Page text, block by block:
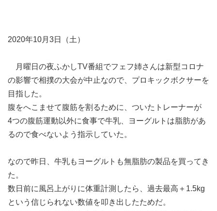
2020年10月3日（土）
月曜日の夜ふかしTV番組でフェフ姉さんは新型コロナ
の影響で相撲の大会が中止なので、プロキックボクサーを
目指した。
腹をへこませて腹筋を割るために、ついたトレーナーが
4つの腹筋運動以外に食事で牛乳、ヨーグルトは脂肪があ
るので食べないよう指示していた。
なので昨日、牛乳もヨーグルトも無脂肪の製品を買ってき
た。
数日前に風呂上がりに体重計測したら、過去最高＋1.5kg
という信じられない数値を叩き出したためだ。